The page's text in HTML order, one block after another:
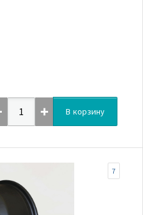
В корзину
7